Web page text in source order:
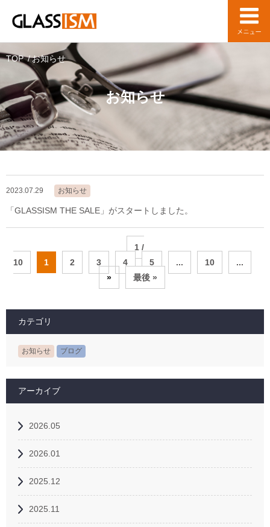
お知らせ
TOP お知らせ
2023.07.29 お知らせ
「GLASSISM THE SALE」がスタートしました。
1 /
10
1 2 3 4 5 ... 10
...
»
最後 »
カテゴリ
お知らせ ブログ
アーカイブ
2026.05
2026.01
2025.12
2025.11